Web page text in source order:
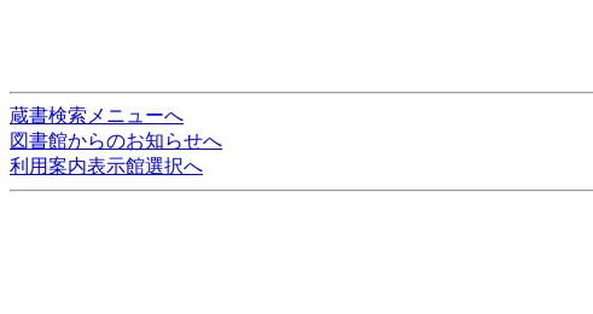
蔵書検索メニューへ
図書館からのお知らせへ
利用案内表示館選択へ